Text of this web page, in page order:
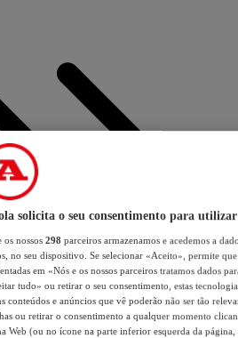
solicita o seu consentimento para utilizar
os nossos 298 parceiros armazenamos e acedemos a
no seu dispositivo. Se selecionar «Aceito», permite
em «Nós e os nossos parceiros tratamos dados
tudo» ou retirar o seu consentimento, estas
conteúdos e anúncios que vê poderão não ser tão
ou retirar o consentimento a qualquer momento
Web (ou no ícone na parte inferior esquerda da página,